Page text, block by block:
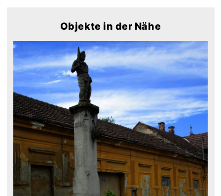
Objekte in der Nähe